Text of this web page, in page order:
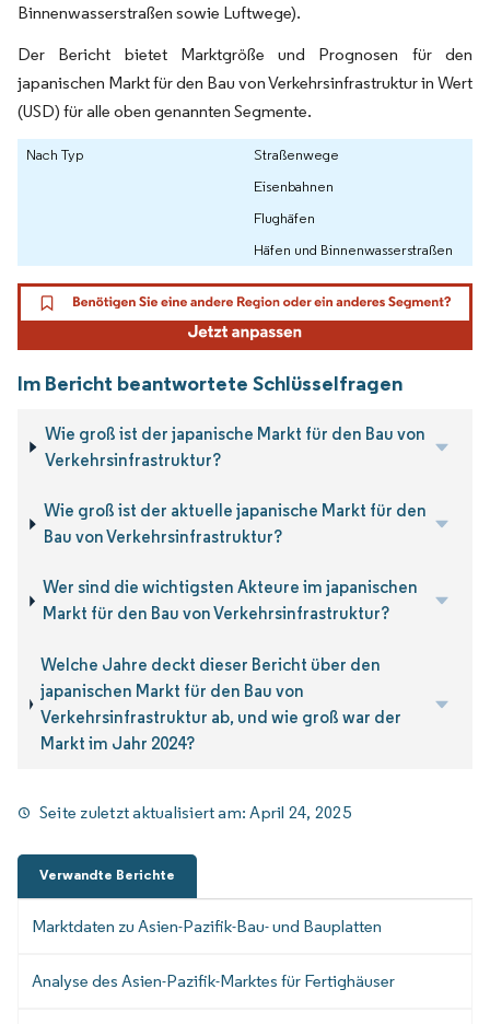
Binnenwasserstraßen sowie Luftwege).
Der Bericht bietet Marktgröße und Prognosen für den
japanischen Markt für den Bau von Verkehrsinfrastruktur in Wert
(USD) für alle oben genannten Segmente.
Nach Typ
Straßenwege
Eisenbahnen
Flughäfen
Häfen und Binnenwasserstraßen
Im Bericht beantwortete Schlüsselfragen
Wie groß ist der japanische Markt für den Bau von
Verkehrsinfrastruktur?
Wie groß ist der aktuelle japanische Markt für den
Bau von Verkehrsinfrastruktur?
Wer sind die wichtigsten Akteure im japanischen
Markt für den Bau von Verkehrsinfrastruktur?
Welche Jahre deckt dieser Bericht über den
japanischen Markt für den Bau von
Verkehrsinfrastruktur ab, und wie groß war der
Markt im Jahr 2024?
Seite zuletzt aktualisiert am:April 24, 2025
Verwandte Berichte
Marktdaten zu Asien-Pazifik-Bau- und Bauplatten
Analyse des Asien-Pazifik-Marktes für Fertighäuser